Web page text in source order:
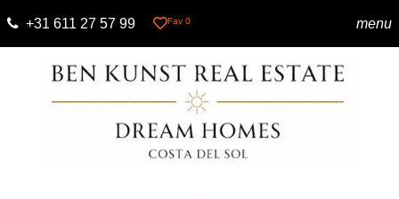
+31 611 27 57 99 Fav 0 menu